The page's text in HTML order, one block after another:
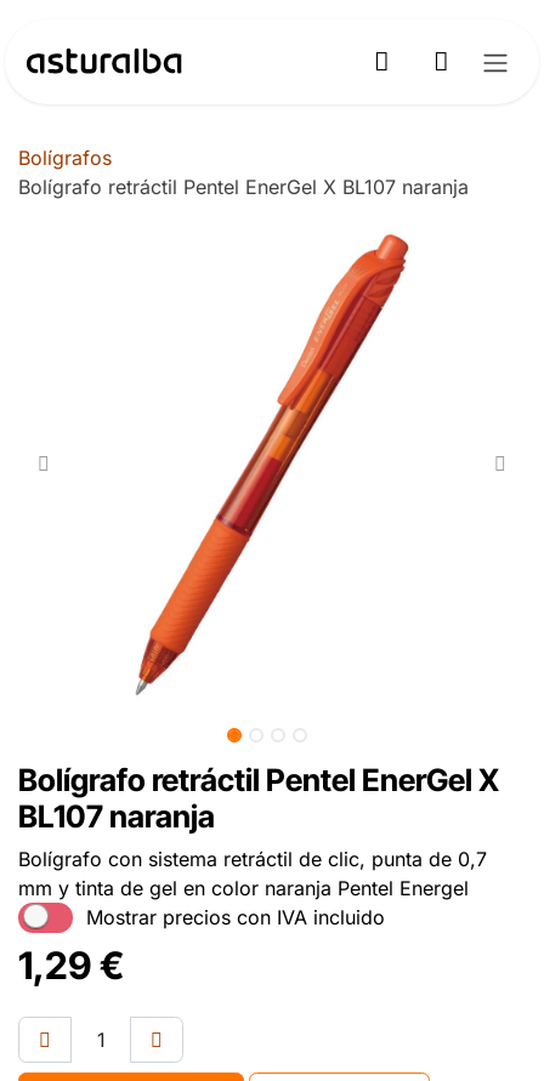
Bolígrafos
Bolígrafo retráctil Pentel EnerGel X BL107 naranja
Bolígrafo retráctil Pentel EnerGel X
BL107 naranja
Bolígrafo con sistema retráctil de clic, punta de 0,7
mm y tinta de gel en color naranja Pentel Energel
Mostrar precios con IVA incluido
1,29€